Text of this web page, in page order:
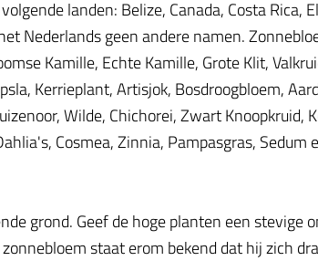
landen: Belize, Canada, Costa Rica,
Nederlands geen andere namen.
Kamille, Echte Kamille, Grote Klit,
Kerrieplant, Artisjok, Bosdroogbloem,
Wilde, Chichorei, Zwart Knoopkruid,
Cosmea, Zinnia, Pampasgras, Sedum
grond. Geef de hoge planten een stevige
staat erom bekend dat hij zich